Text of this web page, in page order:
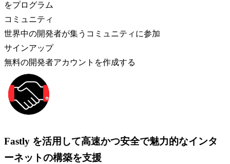
をプログラム
コミュニティ
世界中の開発者が集うコミュニティに参加
サインアップ
無料の開発者アカウントを作成する
Fastly を活用して高速かつ安全で魅力的なインタ
ーネットの構築を支援